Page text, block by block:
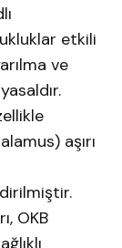
etkili
ve
aşırı
OKB